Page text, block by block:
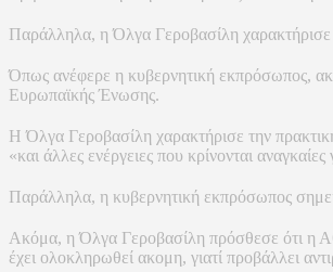
Παράλληλα, η Όλγα Γεροβασίλη χαρακτήρισε
Όπως ανέφερε η κυβερνητική εκπρόσωπος,
Ευρωπαϊκής Ένωσης.
Η Όλγα Γεροβασίλη χαρακτήρισε την
«και άλλες ενέργειες που κρίνονται
Παράλληλα, η κυβερνητική εκπρόσωπος
Ακόμα, η Όλγα Γεροβασίλη πρόσθεσε ότι η
έχει ολοκληρωθεί ακομη, γιατί προβάλλει